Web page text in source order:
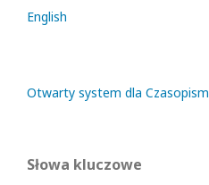
English
Otwarty system dla Czasopism
Słowa kluczowe